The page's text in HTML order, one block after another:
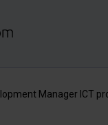
Manager ICT